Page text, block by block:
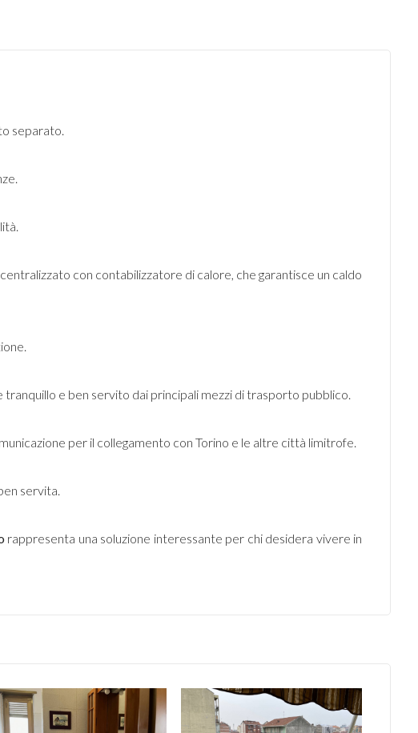
separato.
con contabilizzatore di calore, che garantisce un caldo
e ben servito dai principali mezzi di trasporto pubblico.
per il collegamento con Torino e le altre città limitrofe.
servita.
rappresenta una soluzione interessante per chi desidera vivere in